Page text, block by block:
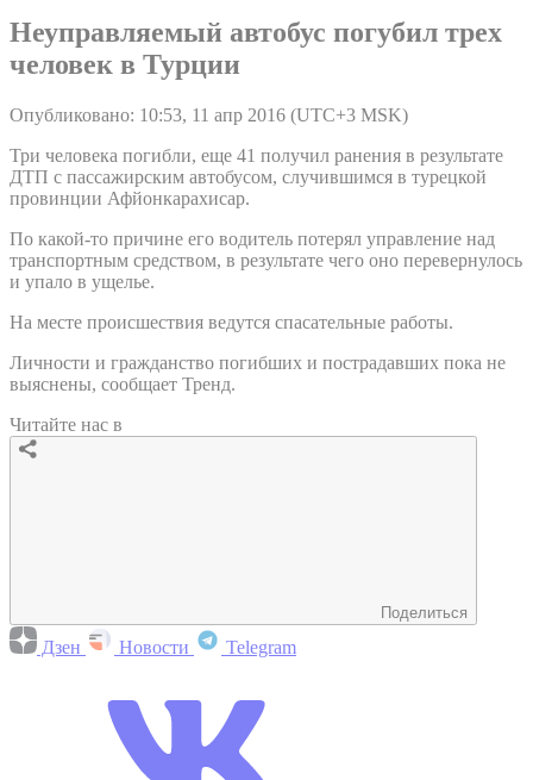
Неуправляемый автобус погубил трех
человек в Турции
Опубликовано: 10:53, 11 апр 2016 (UTC+3 MSK)
Три человека погибли, еще 41 получил ранения в результате
ДТП с пассажирским автобусом, случившимся в турецкой
провинции Афйонкарахисар.
По какой-то причине его водитель потерял управление над
транспортным средством, в результате чего оно перевернулось
и упало в ущелье.
На месте происшествия ведутся спасательные работы.
Личности и гражданство погибших и пострадавших пока не
выяснены, сообщает Тренд.
Читайте нас в
Поделиться
Дзен Новости Telegram